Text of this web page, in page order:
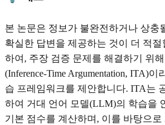
본 논문은 정보가 불완전하거나 상충
확실한 답변을 제공하는 것이 더 적
하여, 주장 검증 문제를 해결하기 위
(Inference-Time Argumentation, ITA)
습 프레임워크를 제안합니다. ITA는
하여 거대 언어 모델(LLM)의 학습을
기본 점수를 계산하며, 이를 바탕으